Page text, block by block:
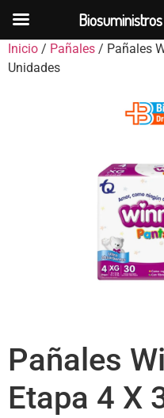
Inicio / Pañales / Pañales
Unidades
Pañales
Etapa 4 X